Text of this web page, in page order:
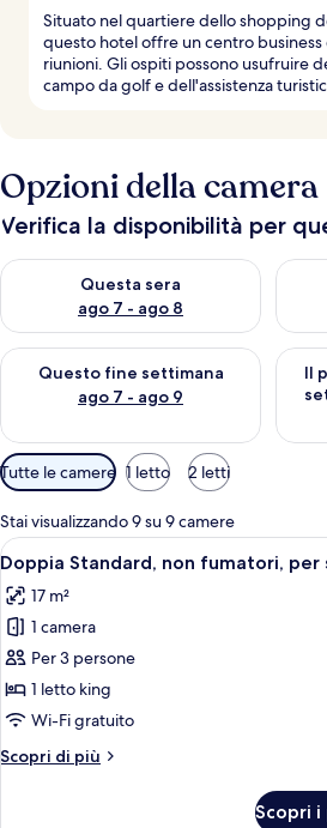
Situato nel quartiere dello shopping
questo hotel offre un centro business
riunioni. Gli ospiti possono usufruire
campo da golf e dell'assistenza
Opzioni della camera
Verifica la disponibilità per
Questa sera
ago 7 - ago 8
Verifica la disponibilità per questa
Questo fine settimana
ago 7 - ago 9
Verifica la disponibilità per questo
Il
Filtri
disponibili
per
le
camere
Tutte le camere 1 letto 2 letti
Stai visualizzando 9 su 9 camere
Apri
tutte
le
foto
per
Doppia
Standard,
fumatori,
Una
6
Doppia Standard, non fumatori,
17 m²
1 camera
Per 3 persone
1 letto king
Wi-Fi gratuito
Scopri di più
Altri
Scopri